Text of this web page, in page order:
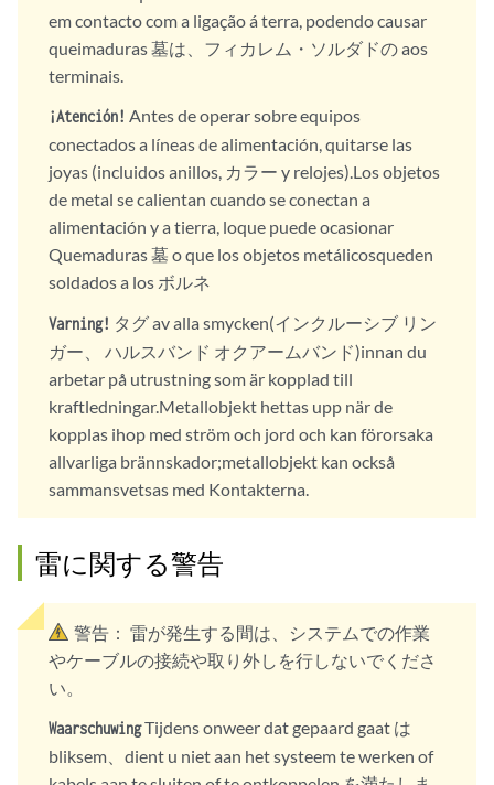
em contacto com a ligação á terra, podendo causar
queimaduras 墓は、フィカレム・ソルダドの aos
terminais.
¡Atención! Antes de operar sobre equipos
conectados a líneas de alimentación, quitarse las
joyas (incluidos anillos, カラー y relojes).Los objetos
de metal se calientan cuando se conectan a
alimentación y a tierra, loque puede ocasionar
Quemaduras 墓 o que los objetos metálicosqueden
soldados a los ボルネ
Varning! タグ av alla smycken(インクルーシブ リン
ガー、 ハルスバンド オクアームバンド)innan du
arbetar på utrustning som är kopplad till
kraftledningar.Metallobjekt hettas upp när de
kopplas ihop med ström och jord och kan förorsaka
allvarliga brännskador;metallobjekt kan också
sammansvetsas med Kontakterna.
雷に関する警告
警告： 雷が発生する間は、システムでの作業
やケーブルの接続や取り外しを行しないでくださ
い。
WaarschuwingTijdens onweer dat gepaard gaat は
bliksem、dient u niet aan het systeem te werken of